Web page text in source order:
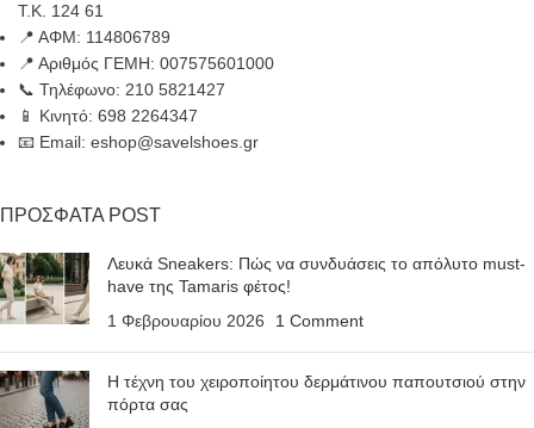
Τ.Κ. 124 61
📍 ΑΦΜ: 114806789
📍 Αριθμός ΓΕΜΗ: 007575601000
📞 Τηλέφωνο: 210 5821427
📱 Κινητό: 698 2264347
📧 Email: eshop@savelshoes.gr
ΠΡΟΣΦΑΤΑ POST
Λευκά Sneakers: Πώς να συνδυάσεις το απόλυτο must-
have της Tamaris φέτος!
1 Φεβρουαρίου 2026
1 Comment
Η τέχνη του χειροποίητου δερμάτινου παπουτσιού στην
πόρτα σας